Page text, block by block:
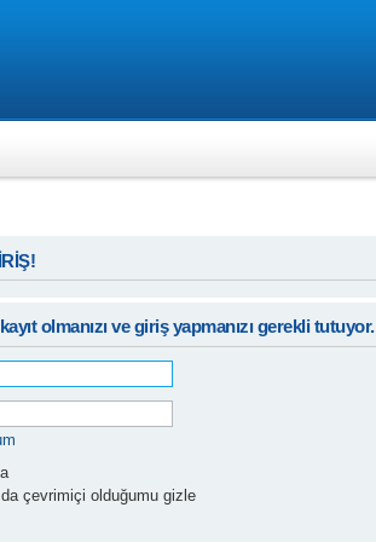
olmanızı ve giriş yapmanızı gerekli tutuyor.
çevrimiçi olduğumu gizle